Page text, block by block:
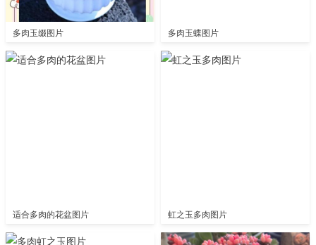
多肉玉缀图片 多肉玉蝶图片
适合多肉的花盆图片 虹之玉多肉图片